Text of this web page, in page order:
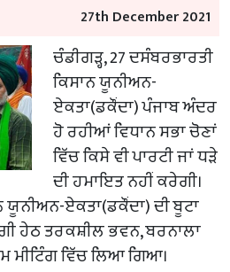
27th December 2021
ਚੰਡੀਗੜ੍ਹ, 27 ਦਸੰਬਰਭਾਰਤੀ
ਕਿਸਾਨ ਯੂਨੀਅਨ-
ਏਕਤਾ(ਡਕੌਂਦਾ) ਪੰਜਾਬ ਅੰਦਰ
ਹੋ ਰਹੀਆਂ ਵਿਧਾਨ ਸਭਾ ਚੋਣਾਂ
ਵਿੱਚ ਕਿਸੇ ਵੀ ਪਾਰਟੀ ਜਾਂ ਧੜੇ
ਦੀ ਹਮਾਇਤ ਨਹੀਂ ਕਰੇਗੀ।
ਏਕਤਾ(ਡਕੌਂਦਾ) ਦੀ ਬੂਟਾ
ਹੇਠ ਤਰਕਸ਼ੀਲ ਭਵਨ, ਬਰਨਾਲਾ
ਮੀਟਿੰਗ ਵਿੱਚ ਲਿਆ ਗਿਆ।